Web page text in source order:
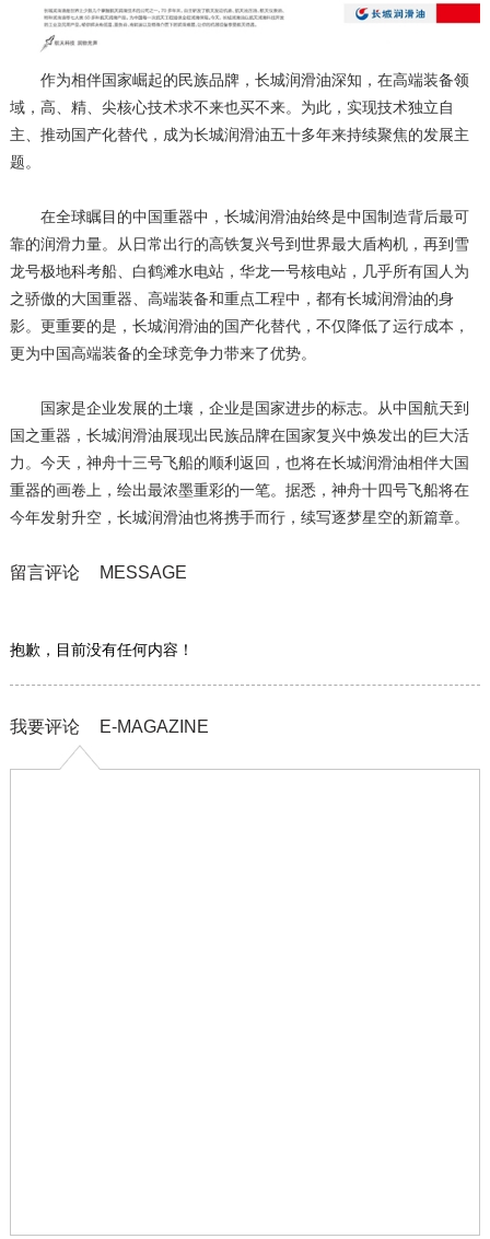
作为相伴国家崛起的民族品牌，长城润滑油深知，在高端装备领
域，高、精、尖核心技术求不来也买不来。为此，实现技术独立自
主、推动国产化替代，成为长城润滑油五十多年来持续聚焦的发展主
题。
在全球瞩目的中国重器中，长城润滑油始终是中国制造背后最可
靠的润滑力量。从日常出行的高铁复兴号到世界最大盾构机，再到雪
龙号极地科考船、白鹤滩水电站，华龙一号核电站，几乎所有国人为
之骄傲的大国重器、高端装备和重点工程中，都有长城润滑油的身
影。更重要的是，长城润滑油的国产化替代，不仅降低了运行成本，
更为中国高端装备的全球竞争力带来了优势。
国家是企业发展的土壤，企业是国家进步的标志。从中国航天到
国之重器，长城润滑油展现出民族品牌在国家复兴中焕发出的巨大活
力。今天，神舟十三号飞船的顺利返回，也将在长城润滑油相伴大国
重器的画卷上，绘出最浓墨重彩的一笔。据悉，神舟十四号飞船将在
今年发射升空，长城润滑油也将携手而行，续写逐梦星空的新篇章。
留言评论 MESSAGE
抱歉，目前没有任何内容！
我要评论 E-MAGAZINE